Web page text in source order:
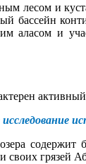
лесом и
бассейн
аласом и
содержит
грязей